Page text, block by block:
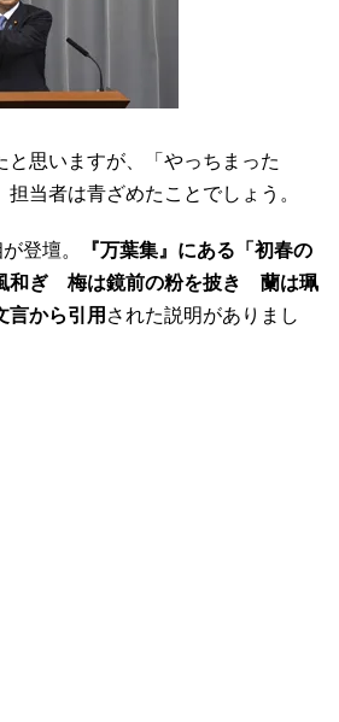
と思いますが、「やっちまった
当者は青ざめたことでしょう。
登壇。
『万葉集』にある「初春の
和ぎ 梅は鏡前の粉を披き 蘭は珮
言から引用 された説明がありまし